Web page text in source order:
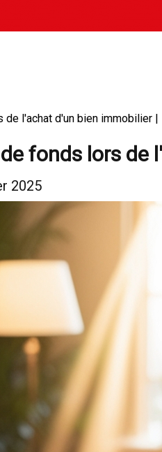
l'achat d'un bien immobilier |
fonds lors
2025